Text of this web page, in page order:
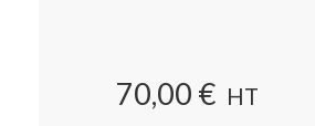
70,00 € HT